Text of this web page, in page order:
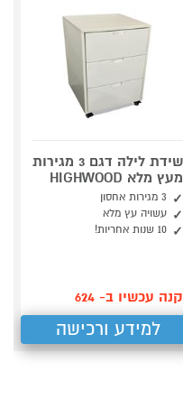
שידת לילה דגם 3 מגירות
מעץ מלא HIGHWOOD
3 מגירות אחסון
עשויה עץ מלא
10 שנות אחריות!
קנה עכשיו ב- 624
למידע ורכישה